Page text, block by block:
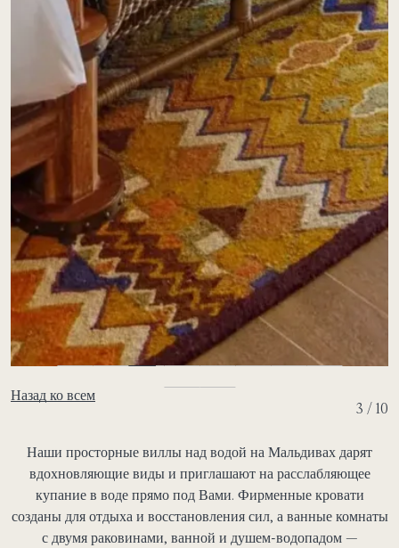
Назад ко всем
4 / 10
Наши просторные виллы над водой на Мальдивах дарят
вдохновляющие виды и приглашают на расслабляющее
купание в воде прямо под Вами. Фирменные кровати
созданы для отдыха и восстановления сил, а ванные комнаты
с двумя раковинами, ванной и душем-водопадом —